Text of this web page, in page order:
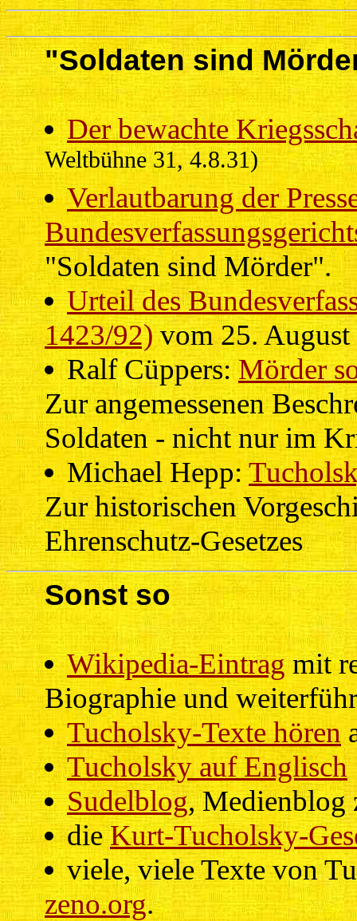
"Soldaten sind
Der bewachte
Weltbühne 31, 4.8.31)
Verlautbarung der
"Soldaten sind Mörder".
Urteil des
1423/92)vom 25. August
Ralf Cüppers:Mörder
Zur angemessenen
Soldaten - nicht nur im
Michael Hepp:
Zur historischen
Ehrenschutz-Gesetzes
Sonst so
Wikipedia-Eintragmit
Biographie und
Tucholsky-Texte hören
Tucholsky auf Englisch
Sudelblog, Medienblog
dieKurt-Tucholsky-
viele, viele Texte von
zeno.org.